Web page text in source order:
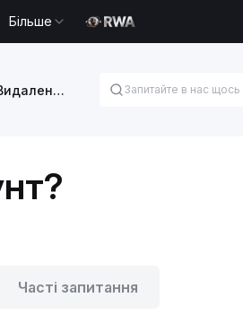
Більше
Деактивація та Видалення акаунта
Часті запитання